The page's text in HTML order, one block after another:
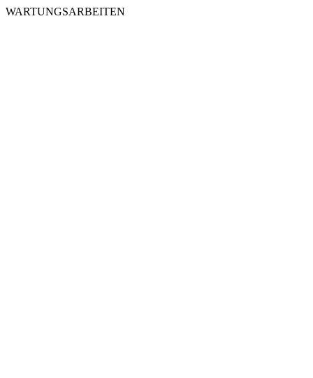
WARTUNGSARBEITEN